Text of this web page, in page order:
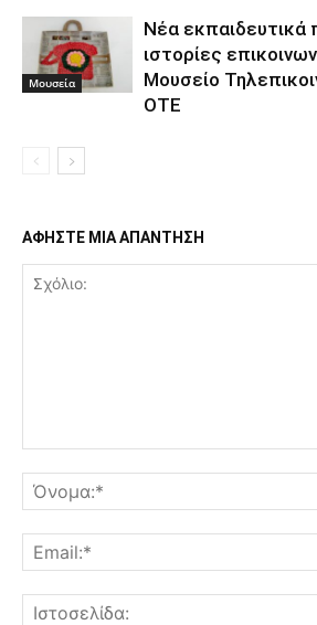
Μουσεία
Νέα εκπαιδευτικά
ιστορίες
Μουσείο
ΟΤΕ
ΑΦΗΣΤΕ ΜΙΑ ΑΠΑΝΤΗΣΗ